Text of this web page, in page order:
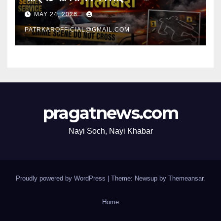
MAY 24, 2026
PATRKAROFFICIAL@GMAIL.COM
pragatnews.com
Nayi Soch, Nayi Khabar
Proudly powered by WordPress | Theme: Newsup by Themeansar.
Home